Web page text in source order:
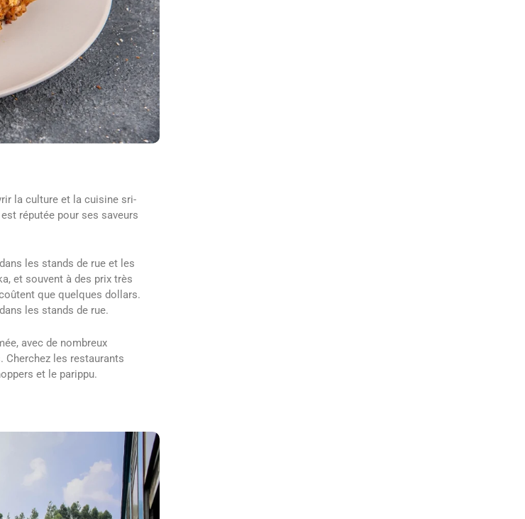
la culture et la cuisine sri-
réputée pour ses saveurs
les stands de rue et les
et souvent à des prix très
que quelques dollars.
les stands de rue.
avec de nombreux
Cherchez les restaurants
et le parippu.